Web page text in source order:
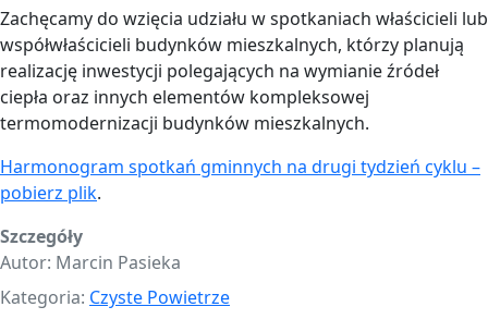
Zachęcamy do wzięcia udziału w spotkaniach właścicieli lub
współwłaścicieli budynków mieszkalnych, którzy planują
realizację inwestycji polegających na wymianie źródeł
ciepła oraz innych elementów kompleksowej
termomodernizacji budynków mieszkalnych.
Harmonogram spotkań gminnych na drugi tydzień cyklu –
pobierz plik.
Szczegóły
Autor: Marcin Pasieka
Kategoria: Czyste Powietrze